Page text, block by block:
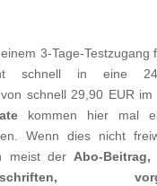
3-Tage-Testzugang
schnell in eine 24
schnell 29,90 EUR im
kommen hier mal
Wenn dies nicht
meist derAbo-